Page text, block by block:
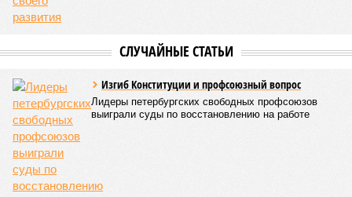
СЛУЧАЙНЫЕ СТАТЬИ
Изгиб Конституции и профсоюзный вопрос
Лидеры петербургских свободных профсоюзов
выиграли суды по восстановлению на работе